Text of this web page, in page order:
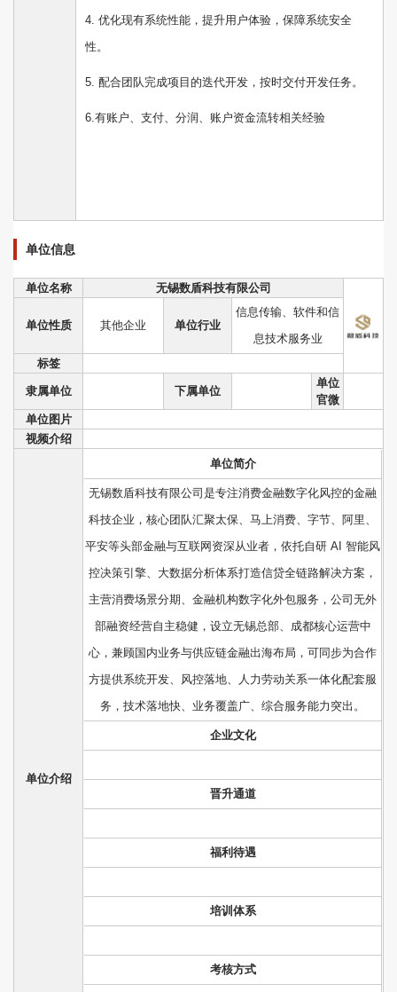
4. 优化现有系统性能，提升用户体验，保障系统安全
性。
5. 配合团队完成项目的迭代开发，按时交付开发任务。
6.有账户、支付、分润、账户资金流转相关经验
单位信息
单位名称 无锡数盾科技有限公司
单位性质 其他企业 单位行业
信息传输、软件和信
息技术服务业
标签
隶属单位 下属单位
单位
官微
单位图片
视频介绍
单位介绍
单位简介
无锡数盾科技有限公司是专注消费金融数字化风控的金融
科技企业，核心团队汇聚太保、马上消费、字节、阿里、
平安等头部金融与互联网资深从业者，依托自研 AI 智能风
控决策引擎、大数据分析体系打造信贷全链路解决方案，
主营消费场景分期、金融机构数字化外包服务，公司无外
部融资经营自主稳健，设立无锡总部、成都核心运营中
心，兼顾国内业务与供应链金融出海布局，可同步为合作
方提供系统开发、风控落地、人力劳动关系一体化配套服
务，技术落地快、业务覆盖广、综合服务能力突出。
企业文化
晋升通道
福利待遇
培训体系
考核方式